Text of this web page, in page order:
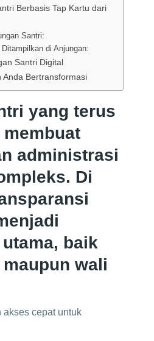
Berbasis Tap Kartu dari
Santri:
Ditampilkan di Anjungan:
Santri Digital
Anda Bertransformasi
yang terus
administrasi
Di
baik
wali
akses cepat untuk